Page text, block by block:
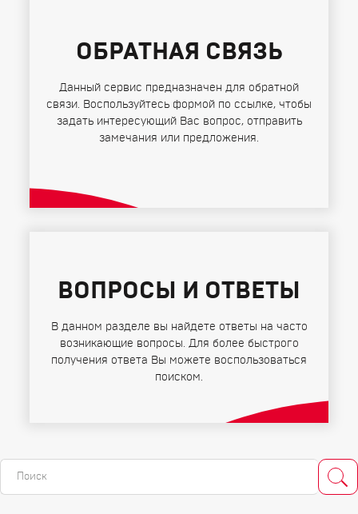
ОБРАТНАЯ СВЯЗЬ
Данный сервис предназначен для обратной
связи. Воспользуйтесь формой по ссылке, чтобы
задать интересующий Вас вопрос, отправить
замечания или предложения.
ВОПРОСЫ И ОТВЕТЫ
В данном разделе вы найдете ответы на часто
возникающие вопросы. Для более быстрого
получения ответа Вы можете воспользоваться
поиском.